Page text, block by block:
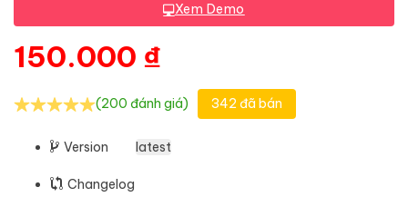
Xem Demo
150.000 ₫
(200 đánh giá) 342 đã bán
Version latest
Changelog